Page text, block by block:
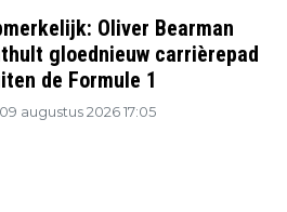
Oliver Bearman
gloednieuw carrièrepad
de Formule 1
09 augustus 2026 17:05